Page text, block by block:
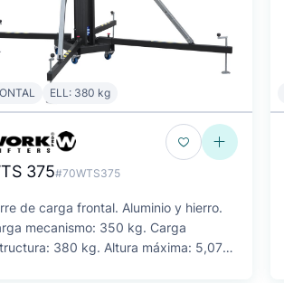
ELL: 380 kg
375#70WTS375
de carga frontal. Aluminio y hierro.
mecanismo: 350 kg. Carga
380 kg. Altura máxima: 5,07